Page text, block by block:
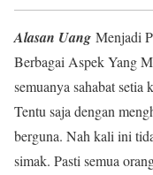
Alasan Uang Menjadi
Berbagai Aspek Yang
semuanya sahabat
Tentu saja dengan
berguna. Nah kali ini
simak. Pasti semua